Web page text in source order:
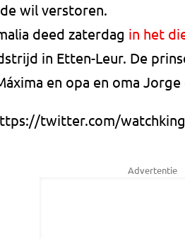
wil verstoren.
deed zaterdag in het
in Etten-Leur. De
en opa en oma
twitter.com/
Advertentie